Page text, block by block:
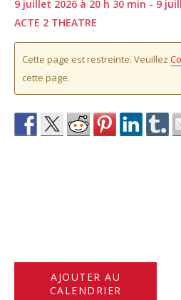
9 juillet 2026 à 20 h 30 min - 9
ACTE 2 THEATRE
Cette page est restreinte. Veuillez
cette page.
AJOUTER AU
CALENDRIER